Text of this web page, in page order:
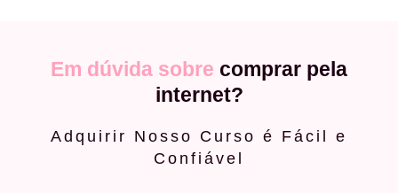
Em dúvida sobre comprar pela
internet?
Adquirir Nosso Curso é Fácil e
Confiável